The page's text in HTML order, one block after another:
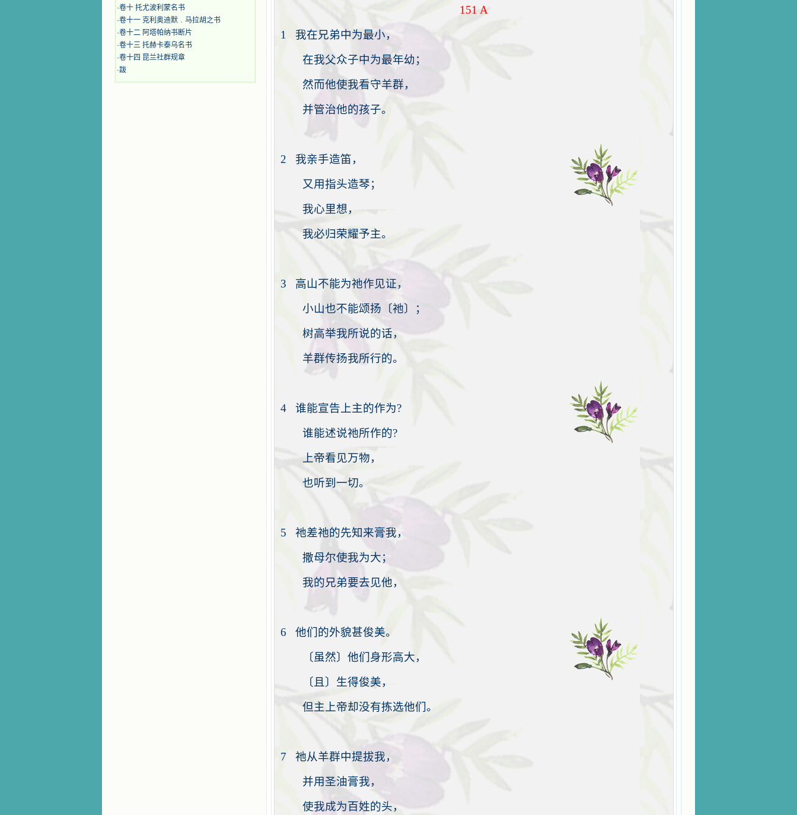
·卷十 托尤波利蒙名书
·卷十一 克利奥迪默﹒马拉胡之书
·卷十二 阿塔帕纳书断片
·卷十三 托赫卡泰乌名书
·卷十四 昆兰社群规章
·跋
151 A
1
我在兄弟中为最小，
在我父众子中为最年幼；
然而他使我看守羊群，
并管治他的孩子。
2
我亲手造笛，
又用指头造琴；
我心里想，
我必归荣耀予主。
3 高山不能为祂作见证，
小山也不能颂扬〔祂〕；
树高举我所说的话，
羊群传扬我所行的。
4 谁能宣告上主的作为?
谁能述说祂所作的?
上帝看见万物，
也听到一切。
5 祂差祂的先知来膏我，
撒母尔使我为大；
我的兄弟要去见他，
6
他们的外貌甚俊美。
〔虽然〕他们身形高大，
〔且〕生得俊美，
但主上帝却没有拣选他们。
7 祂从羊群中提拔我，
并用圣油膏我，
使我成为百姓的头，